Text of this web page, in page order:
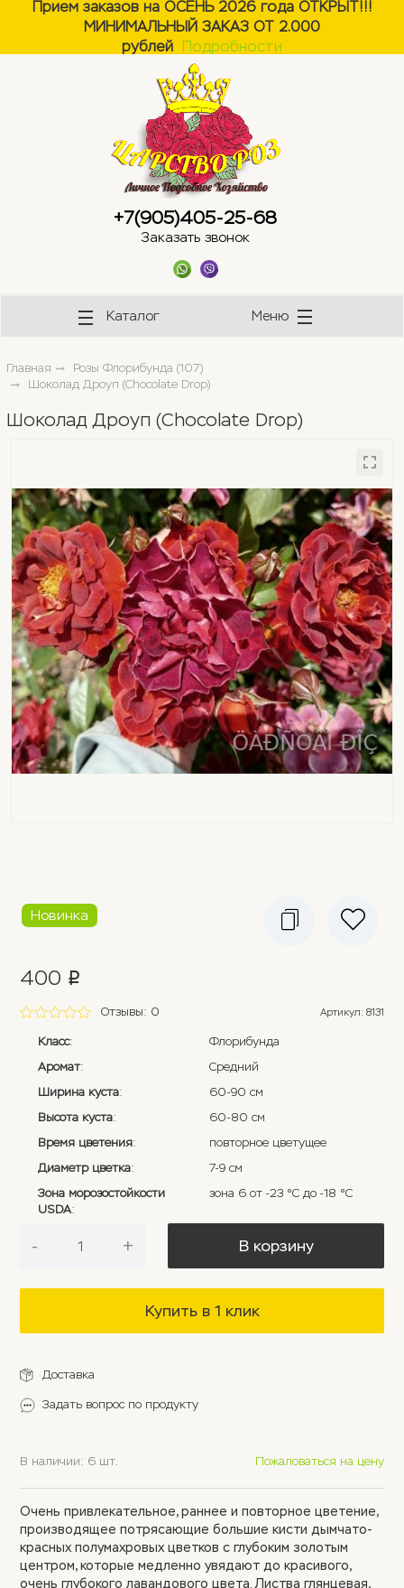
Прием заказов на ОСЕНЬ 2026 года ОТКРЫТ!!!
МИНИМАЛЬНЫЙ ЗАКАЗ ОТ 2.000
рублей Подробности
+7(905)405-25-68
Заказать звонок
Каталог Меню
Главная
Розы Флорибунда (107)
Шоколад Дроуп (Chocolate Drop)
Шоколад Дроуп (Chocolate Drop)
Новинка
400 p
Отзывы: 0 Артикул: 8131
Класс:
Флорибунда
Аромат:
Средний
Ширина куста:
60-90 см
Высота куста:
60-80 см
Время цветения:
повторное цветущее
Диаметр цветка:
7-9 см
Зона морозостойкости
USDA:
зона 6 от -23 °C до -18 °C
- + В корзину
Купить в 1 клик
Доставка
Задать вопрос по продукту
В наличии: 6 шт. Пожаловаться на цену
Очень привлекательное, раннее и повторное цветение,
производящее потрясающие большие кисти дымчато-
красных полумахровых цветков с глубоким золотым
центром, которые медленно увядают до красивого,
очень глубокого лавандового цвета. Листва глянцевая,